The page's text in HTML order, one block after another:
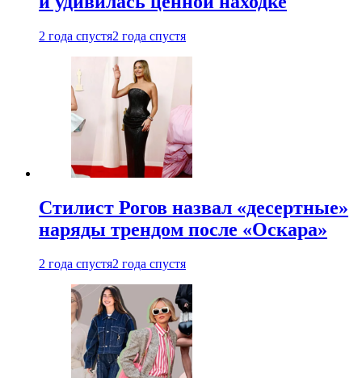
2 года спустя2 года спустя
Стилист Рогов назвал «десертные»
наряды трендом после «Оскара»
2 года спустя2 года спустя